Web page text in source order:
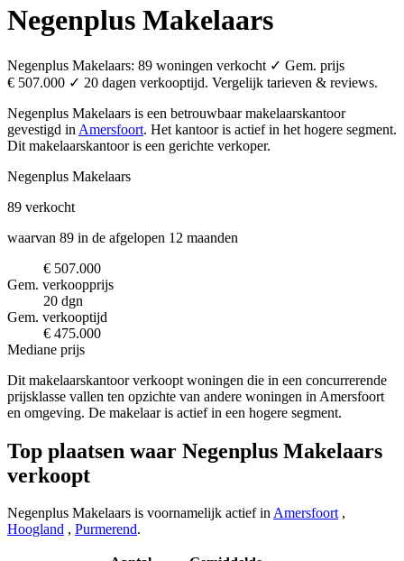
Negenplus Makelaars
Negenplus Makelaars: 89 woningen verkocht ✓ Gem. prijs
€ 507.000 ✓ 20 dagen verkooptijd. Vergelijk tarieven & reviews.
Negenplus Makelaars is een betrouwbaar makelaarskantoor
gevestigd in Amersfoort. Het kantoor is actief in het hogere segment.
Dit makelaarskantoor is een gerichte verkoper.
Negenplus Makelaars
89 verkocht
waarvan 89 in de afgelopen 12 maanden
€ 507.000
Gem. verkoopprijs
20 dgn
Gem. verkooptijd
€ 475.000
Mediane prijs
Dit makelaarskantoor verkoopt woningen die in een concurrerende
prijsklasse vallen ten opzichte van andere woningen in Amersfoort
en omgeving. De makelaar is actief in een hogere segment.
Top plaatsen waar Negenplus Makelaars
verkoopt
Negenplus Makelaars is voornamelijk actief inAmersfoort,
Hoogland , Purmerend.